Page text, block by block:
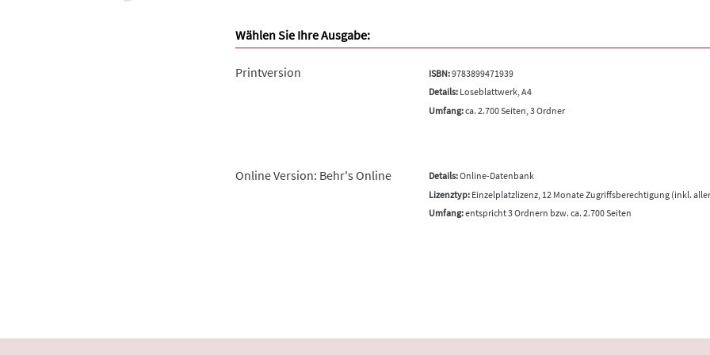
Wählen Sie Ihre Ausgabe:
Printversion ISBN:9783899471939
Details:Loseblattwerk, A4
Umfang:ca. 2.700 Seiten, 3 Ordner
Online Version: Behr's Online Details:Online-Datenbank
Lizenztyp:Einzelplatzlizenz, 12 Monate Zugriffsberechtigung (inkl.
Umfang:entspricht 3 Ordnern bzw. ca. 2.700 Seiten